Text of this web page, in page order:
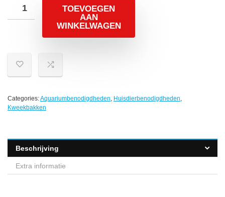
TOEVOEGEN
AAN
WINKELWAGEN
Categories:Aquariumbenodigdheden, Huisdierbenodigdheden,
Kweekbakken
Beschrijving
Extra informatie